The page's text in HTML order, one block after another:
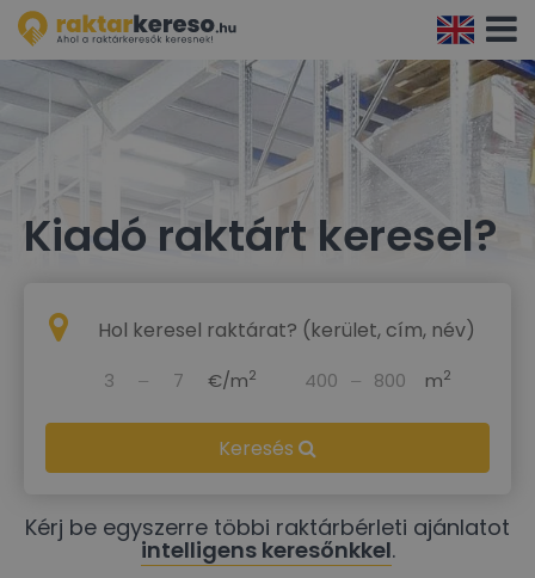
Kiadó raktárt keresel?
‒ €/m2 ‒ m2
Keresés
Kérj be egyszerre többi raktárbérleti ajánlatot
intelligens keresőnkkel.